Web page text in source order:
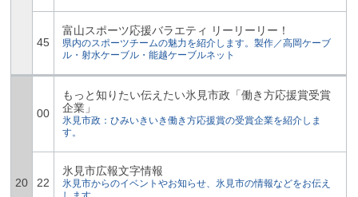
45
富山スポーツ応援バラエティ リーリーリー！
県内のスポーツチームの魅力を紹介します。製作／高岡ケーブ
ル・射水ケーブル・能越ケーブルネット
20
00
もっと知りたい伝えたい氷見市政「働き方応援賞受賞
企業」
氷見市政：ひみいきいき働き方応援賞の受賞企業を紹介しま
す。
22
氷見市広報文字情報
氷見市からのイベントやお知らせ、氷見市の情報などをお伝え